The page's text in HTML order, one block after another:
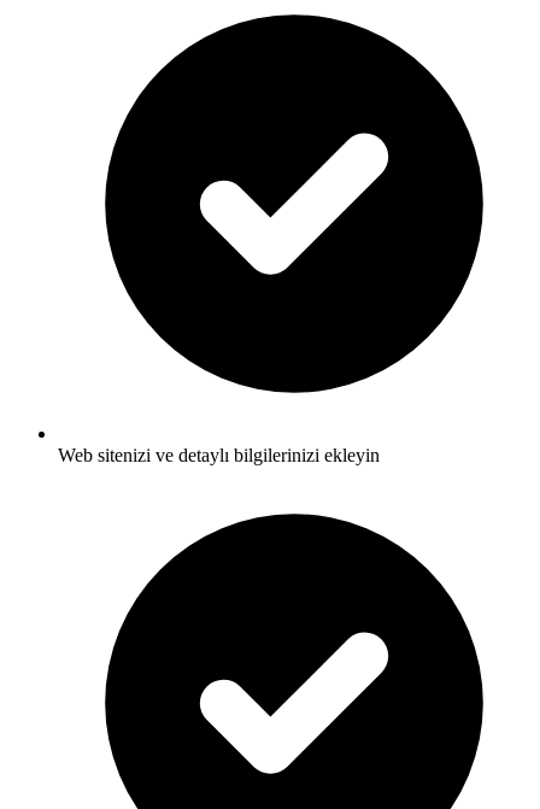
Web sitenizi ve detaylı bilgilerinizi ekleyin